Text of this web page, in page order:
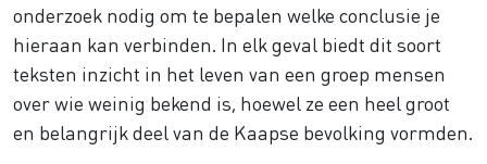
onderzoek nodig om te bepalen welke conclusie je
hieraan kan verbinden. In elk geval biedt dit soort
teksten inzicht in het leven van een groep mensen
over wie weinig bekend is, hoewel ze een heel groot
en belangrijk deel van de Kaapse bevolking vormden.